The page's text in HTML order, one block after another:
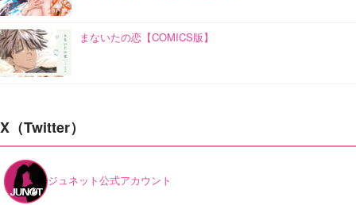
まないたの恋【COMICS版】
X（Twitter）
ジュネット公式アカウント